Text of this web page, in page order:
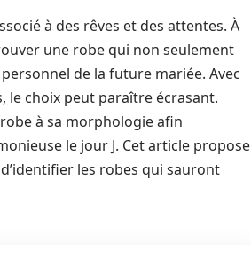
à des rêves et des attentes. À
une robe qui non seulement
de la future mariée. Avec
le choix peut paraître écrasant.
à sa morphologie afin
le jour J. Cet article propose
les robes qui sauront